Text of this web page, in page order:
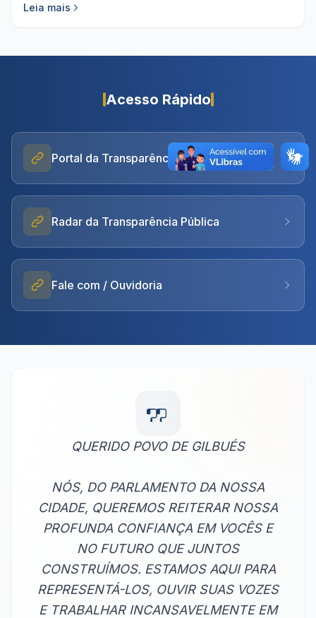
Leia mais
Acesso Rápido
Portal da Transparência
Radar da Transparência Pública
Fale com / Ouvidoria
QUERIDO POVO DE GILBUÉS
NÓS, DO PARLAMENTO DA NOSSA
CIDADE, QUEREMOS REITERAR NOSSA
PROFUNDA CONFIANÇA EM VOCÊS E
NO FUTURO QUE JUNTOS
CONSTRUÍMOS. ESTAMOS AQUI PARA
REPRESENTÁ-LOS, OUVIR SUAS VOZES
E TRABALHAR INCANSAVELMENTE EM